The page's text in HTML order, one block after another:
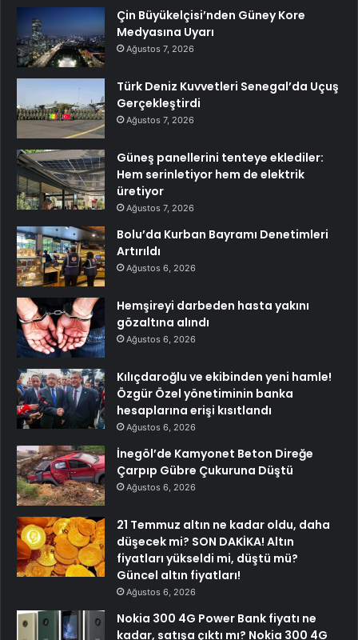
Çin Büyükelçisi’nden Güney Kore
Medyasına Uyarı
Ağustos 7, 2026
Türk Deniz Kuvvetleri Senegal’da Uçuş
Gerçekleştirdi
Ağustos 7, 2026
Güneş panellerini tenteye eklediler:
Hem serinletiyor hem de elektrik
üretiyor
Ağustos 7, 2026
Bolu’da Kurban Bayramı Denetimleri
Artırıldı
Ağustos 6, 2026
Hemşireyi darbeden hasta yakını
gözaltına alındı
Ağustos 6, 2026
Kılıçdaroğlu ve ekibinden yeni hamle!
Özgür Özel yönetiminin banka
hesaplarına erişi kısıtlandı
Ağustos 6, 2026
İnegöl’de Kamyonet Beton Direğe
Çarpıp Gübre Çukuruna Düştü
Ağustos 6, 2026
21 Temmuz altın ne kadar oldu, daha
düşecek mi? SON DAKİKA! Altın
fiyatları yükseldi mi, düştü mü?
Güncel altın fiyatları!
Ağustos 6, 2026
Nokia 300 4G Power Bank fiyatı ne
kadar, satışa çıktı mı? Nokia 300 4G